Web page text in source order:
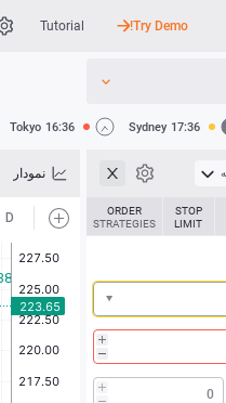
Try Demo!
Tutorial
17:36
Sydney
16:36
Tokyo
STOP
LIMIT
ORDER
STRATEGIES
نمودار